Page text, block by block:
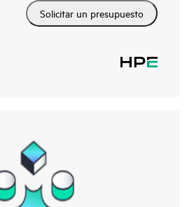
Solicitar un presupuesto